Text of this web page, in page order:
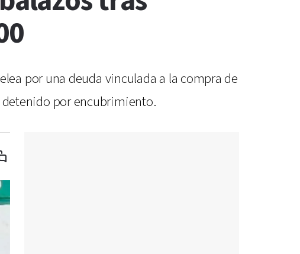
por una deuda vinculada a la compra de
por encubrimiento.